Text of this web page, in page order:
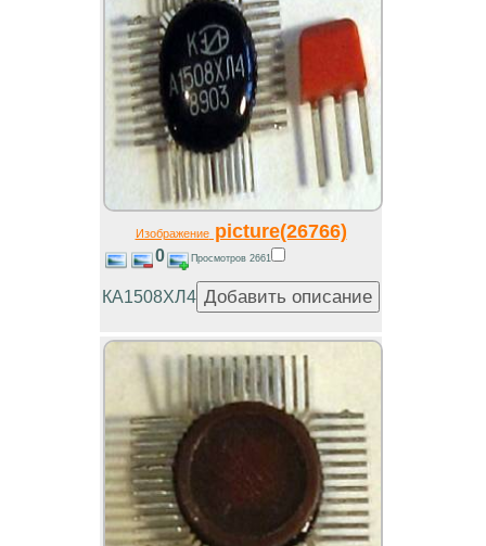
Изображениеpicture(26766)
0 Просмотров 2661
КА1508ХЛ4